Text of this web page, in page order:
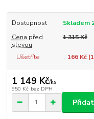
Dostupnost
Skladem
Cena před
slevou
1 315 Kč
Ušetříte 166 Kč (
1 149 Kč/ks
950 Kč bez DPH